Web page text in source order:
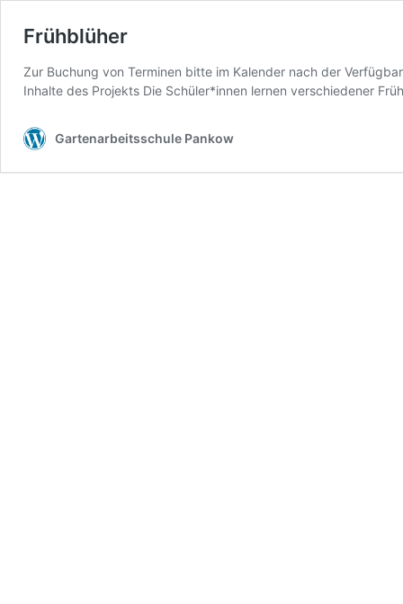
Frühblüher
Zur Buchung von Terminen bitte im Kalender nach der
Inhalte des Projekts Die Schüler*innen lernen verschiedener
Gartenarbeitsschule Pankow